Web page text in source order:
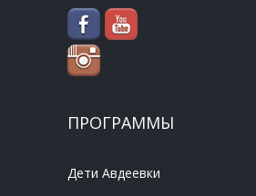
ПРОГРАММЫ
Дети Авдеевки